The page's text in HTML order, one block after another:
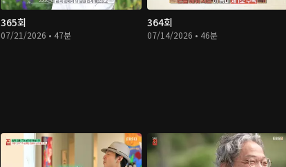
365회
07/21/2026 • 47분
364회
07/14/2026 • 46분